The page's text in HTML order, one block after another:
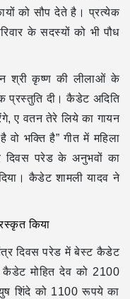
को सौप देते है। प्रत्येक
के सदस्यों को भी पौध
श्री कृष्ण की लीलाओं के
प्रस्तुति दी। कैडेट अदिति
ए वतन तेरे लिये का गायन
भक्ति है” गीत में महिला
दिवस परेड के अनुभवों का
कैडेट शामली यादव ने
किया
दिवस परेड में बेस्ट कैडेट
कैडेट मोहित देव को 2100
शिंदे को 1100 रूपये का